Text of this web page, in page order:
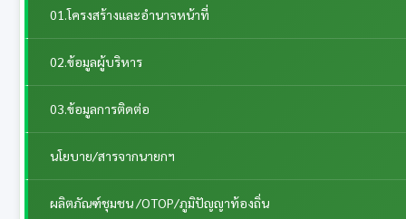
01.โครงสร้างและอำนาจหน้าที่
02.ข้อมูลผู้บริหาร
03.ข้อมูลการติดต่อ
นโยบาย/สารจากนายกฯ
ผลิตภัณฑ์ชุมชน /OTOP/ภูมิปัญญาท้องถิ่น